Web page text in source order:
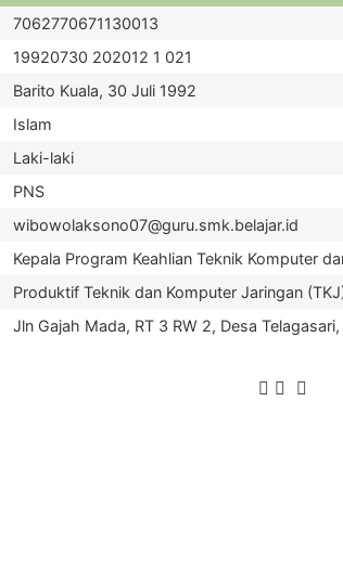
7062770671130013
19920730 202012 1 021
Barito Kuala, 30 Juli 1992
Islam
Laki-laki
PNS
wibowolaksono07@guru.smk.belajar.id
Kepala Program Keahlian Teknik Komputer
Produktif Teknik dan Komputer Jaringan
Jln Gajah Mada, RT 3 RW 2, Desa